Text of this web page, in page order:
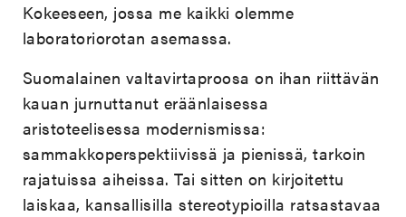
Kokeeseen, jossa me kaikki olemme
laboratoriorotan asemassa.
Suomalainen valtavirtaproosa on ihan riittävän
kauan jurnuttanut eräänlaisessa
aristoteelisessa modernismissa:
sammakkoperspektiivissä ja pienissä, tarkoin
rajatuissa aiheissa. Tai sitten on kirjoitettu
laiskaa, kansallisilla stereotypioilla ratsastavaa